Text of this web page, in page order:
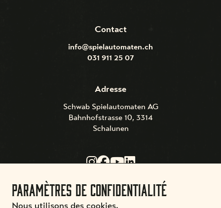
Paramètres de confidentialité
Nous utilisons des cookies.
Contact
info@spielautomaten.ch
031 911 25 07
Adresse
Schwab Spielautomaten AG
Bahnhofstrasse 10, 3314
Schalunen
Conditions
Mentions légales & Protection
Expéditions et